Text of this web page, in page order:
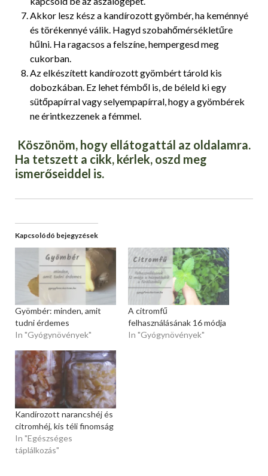
Akkor lesz kész a kandírozott gyömbér, ha keménnyé
és törékennyé válik. Hagyd szobahőmérsékletűre
hűlni. Ha ragacsos a felszíne, hempergesd meg
cukorban.
Az elkészített kandírozott gyömbért tárold kis
dobozkában. Ez lehet fémből is, de béleld ki egy
sütőpapírral vagy selyempapírral, hogy a gyömbérek
ne érintkezzenek a fémmel.
Köszönöm, hogy ellátogattál az oldalamra.
Ha tetszett a cikk, kérlek, oszd meg
ismerőseiddel is.
Kapcsolódó bejegyzések
Gyömbér: minden, amit
tudni érdemes
In "Gyógynövények"
A citromfű
felhasználásának 16 módja
In "Gyógynövények"
Kandírozott narancshéj és
citromhéj, kis téli finomság
In "Egészséges
táplálkozás"